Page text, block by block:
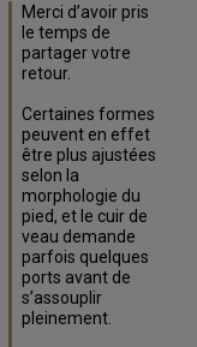
Merci d’avoir pris
le temps de
partager votre
retour.
Certaines formes
peuvent en effet
être plus ajustées
selon la
morphologie du
pied, et le cuir de
veau demande
parfois quelques
ports avant de
s’assouplir
pleinement.